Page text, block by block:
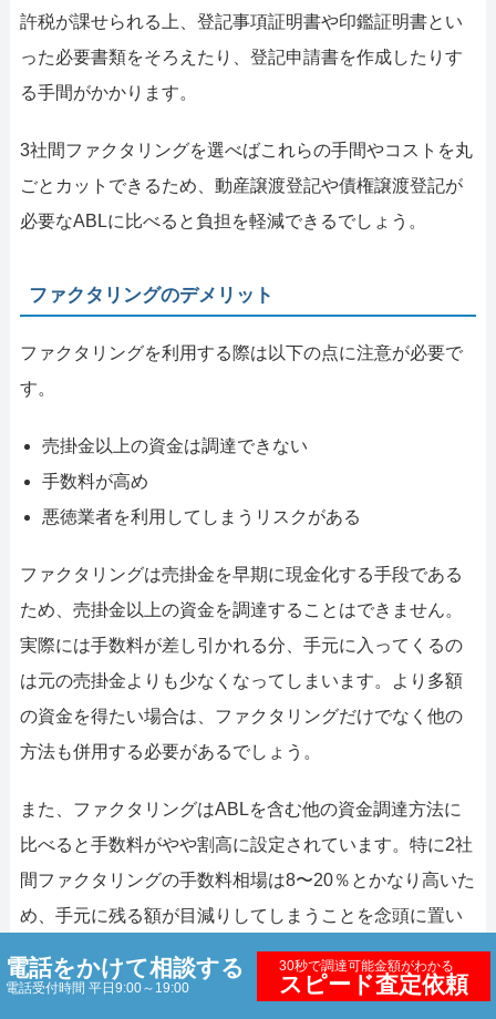
許税が課せられる上、登記事項証明書や印鑑証明書とい
った必要書類をそろえたり、登記申請書を作成したりす
る手間がかかります。
3社間ファクタリングを選べばこれらの手間やコストを丸
ごとカットできるため、動産譲渡登記や債権譲渡登記が
必要なABLに比べると負担を軽減できるでしょう。
ファクタリングのデメリット
ファクタリングを利用する際は以下の点に注意が必要で
す。
売掛金以上の資金は調達できない
手数料が高め
悪徳業者を利用してしまうリスクがある
ファクタリングは売掛金を早期に現金化する手段である
ため、売掛金以上の資金を調達することはできません。
実際には手数料が差し引かれる分、手元に入ってくるの
は元の売掛金よりも少なくなってしまいます。より多額
の資金を得たい場合は、ファクタリングだけでなく他の
方法も併用する必要があるでしょう。
また、ファクタリングはABLを含む他の資金調達方法に
比べると手数料がやや割高に設定されています。特に2社
間ファクタリングの手数料相場は8〜20％とかなり高いた
め、手元に残る額が目減りしてしまうことを念頭に置い
ておきましょう。
電話をかけて相談する
電話受付時間 平日9:00～19:00
30秒で調達可能金額がわかる
スピード査定依頼